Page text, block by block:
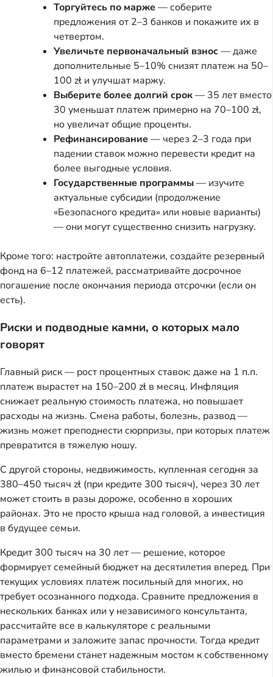
Торгуйтесь по марже— соберите
предложения от 2–3 банков и покажите их в
четвертом.
Увеличьте первоначальный взнос— даже
дополнительные 5–10% снизят платеж на 50–
100 zł и улучшат маржу.
Выберите более долгий срок— 35 лет вместо
30 уменьшат платеж примерно на 70–100 zł,
но увеличат общие проценты.
Рефинансирование— через 2–3 года при
падении ставок можно перевести кредит на
более выгодные условия.
Государственные программы— изучите
актуальные субсидии (продолжение
«Безопасного кредита» или новые варианты)
— они могут существенно снизить нагрузку.
Кроме того: настройте автоплатежи, создайте резервный
фонд на 6–12 платежей, рассматривайте досрочное
погашение после окончания периода отсрочки (если он
есть).
Риски и подводные камни, о которых мало
говорят
Главный риск — рост процентных ставок: даже на 1 п.п.
платеж вырастет на 150–200 zł в месяц. Инфляция
снижает реальную стоимость платежа, но повышает
расходы на жизнь. Смена работы, болезнь, развод —
жизнь может преподнести сюрпризы, при которых платеж
превратится в тяжелую ношу.
С другой стороны, недвижимость, купленная сегодня за
380–450 тысяч zł (при кредите 300 тысяч), через 30 лет
может стоить в разы дороже, особенно в хороших
районах. Это не просто крыша над головой, а инвестиция
в будущее семьи.
Кредит 300 тысяч на 30 лет — решение, которое
формирует семейный бюджет на десятилетия вперед. При
текущих условиях платеж посильный для многих, но
требует осознанного подхода. Сравните предложения в
нескольких банках или у независимого консультанта,
рассчитайте все в калькуляторе с реальными
параметрами и заложите запас прочности. Тогда кредит
вместо бремени станет надежным мостом к собственному
жилью и финансовой стабильности.